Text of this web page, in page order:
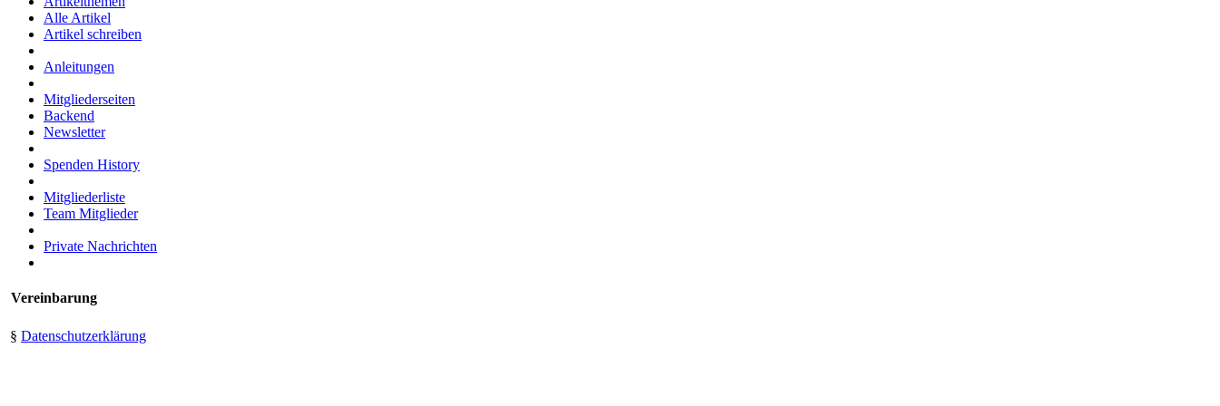
Alle Artikel
Artikel schreiben
Anleitungen
Mitgliederseiten
Backend
Newsletter
Spenden History
Mitgliederliste
Team Mitglieder
Private Nachrichten
Vereinbarung
§ Datenschutzerklärung